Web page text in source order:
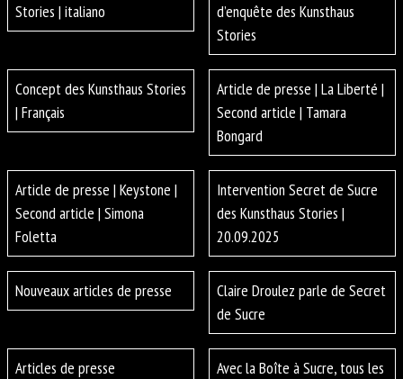
Stories | italiano
d’enquête des Kunsthaus
Stories
Concept des Kunsthaus Stories
| Français
Article de presse | La Liberté |
Second article | Tamara
Bongard
Article de presse | Keystone |
Second article | Simona
Foletta
Intervention Secret de Sucre
des Kunsthaus Stories |
20.09.2025
Nouveaux articles de presse
Claire Droulez parle de Secret
de Sucre
Articles de presse
Avec la Boîte à Sucre, tous les